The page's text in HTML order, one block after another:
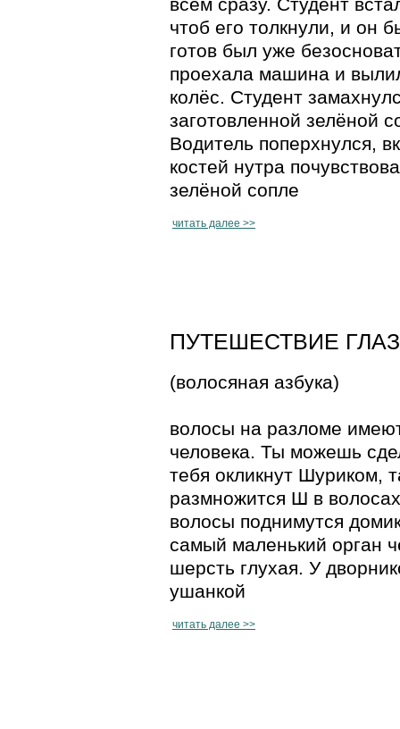
чтоб его толкнули, и он
готов был уже
проехала машина и
колёс. Студент
заготовленной зелёной
Водитель поперхнулся,
костей нутра
зелёной сопле
читать далее >>
ПУТЕШЕСТВИЕ
(волосяная азбука)
волосы на разломе
человека. Ты можешь
тебя окликнут Шуриком,
размножится Ш в
волосы поднимутся
самый маленький орган
шерсть глухая. У
ушанкой
читать далее >>